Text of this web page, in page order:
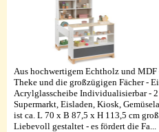
Aus hochwertigem Echtholz und
Theke und die großzügigen Fächer -
Acrylglasscheibe Individualisierbar -
Supermarkt, Eisladen, Kiosk,
ist ca. L 70 x B 87,5 x H 113,5 cm
Liebevoll gestaltet - es fördert die Fa...